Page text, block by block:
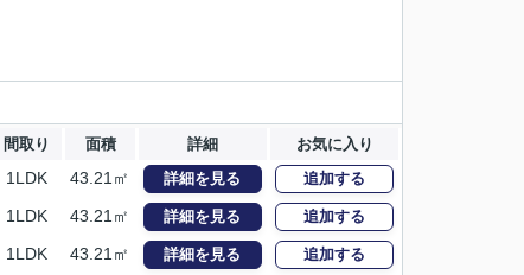
間取り 面積 詳細 お気に入り
1LDK 43.21㎡ 詳細を見る 追加する
1LDK 43.21㎡ 詳細を見る 追加する
1LDK 43.21㎡ 詳細を見る 追加する